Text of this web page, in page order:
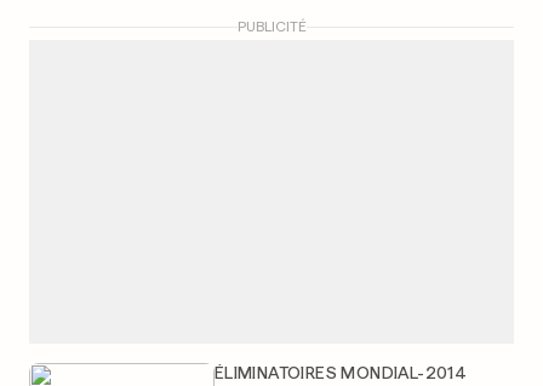
ÉLIMINATOIRES MONDIAL-2014
PUBLICITÉ